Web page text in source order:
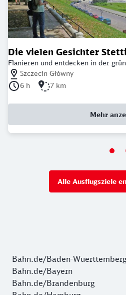
Die vielen Gesichter
Flanieren und entdecken in der
Nächstgelegener Bahnhof: Szczecin
Szczecin Główny
Dauer der Tour: 6 Stunden
6 h Länge der Tour: 7 Kilometer
7 km
Mehr
Alle Ausflugsziele
Bahn.de/Baden-Wuerttemberg
Bahn.de/Bayern
Bahn.de/Brandenburg